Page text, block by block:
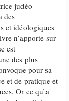
judéo-
des
et idéologiques
n’apporte sur
est
des plus
pour sa
et de pratique et
Or ce qu’a